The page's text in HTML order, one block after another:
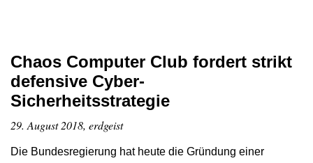
Chaos Computer Club fordert strikt
defensive Cyber-
Sicherheitsstrategie
29. August 2018, erdgeist
Die Bundesregierung hat heute die Gründung einer